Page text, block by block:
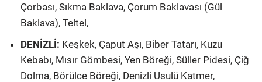
Çorbası, Sıkma Baklava, Çorum Baklavası (Gül
Baklava), Teltel,
DENİZLİ: Keşkek, Çaput Aşı, Biber Tatarı, Kuzu
Kebabı, Mısır Gömbesi, Yen Böreği, Süller Pidesi, Çiğ
Dolma, Börülce Böreği, Denizli Usulü Katmer,